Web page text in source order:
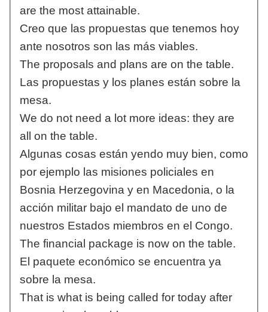
are the most attainable.
Creo que las propuestas que tenemos hoy
ante nosotros son las más viables.
The proposals and plans are on the table.
Las propuestas y los planes están sobre la
mesa.
We do not need a lot more ideas: they are
all on the table.
Algunas cosas están yendo muy bien, como
por ejemplo las misiones policiales en
Bosnia Herzegovina y en Macedonia, o la
acción militar bajo el mandato de uno de
nuestros Estados miembros en el Congo.
The financial package is now on the table.
El paquete económico se encuentra ya
sobre la mesa.
That is what is being called for today after